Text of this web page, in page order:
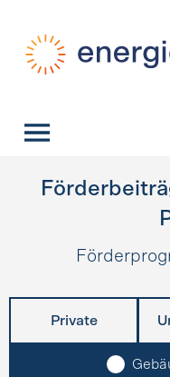
Private